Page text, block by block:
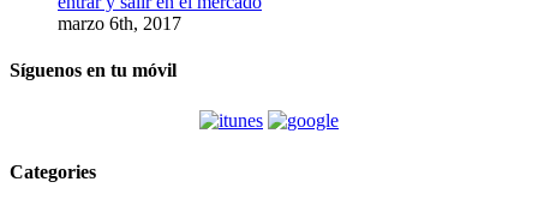
marzo 6th, 2017
Síguenos en tu móvil
Categories